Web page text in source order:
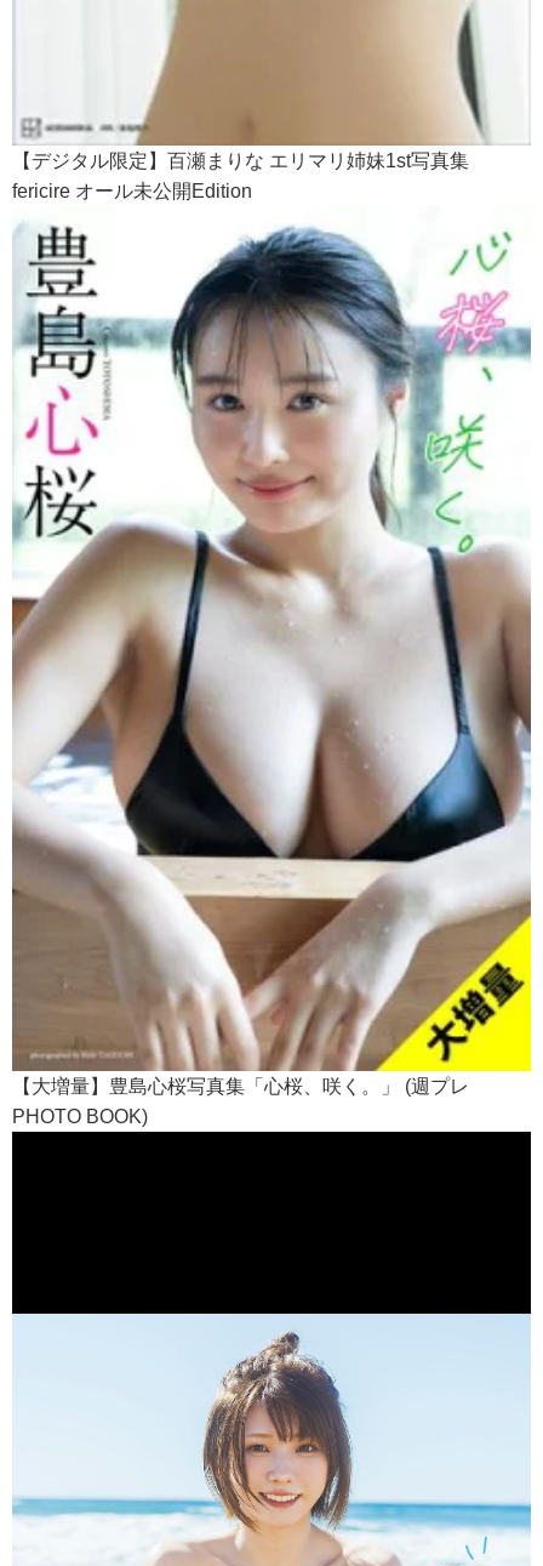
【デジタル限定】百瀬まりな エリマリ姉妹1st写真集
fericire オール未公開Edition
【大増量】豊島心桜写真集「心桜、咲く。」 (週プレ
PHOTO BOOK)